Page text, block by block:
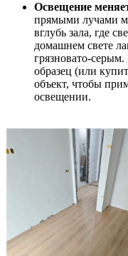
Освещение
прямыми лучами
вглубь зала, где
домашнем свете
грязновато-
образец (или
объект, чтобы
освещении.